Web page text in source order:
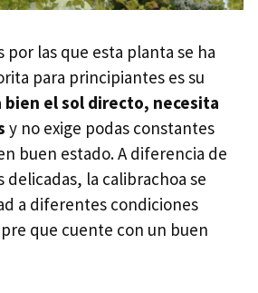
por las que esta planta se ha
para principiantes es su
bien el sol directo, necesita
y no exige podas constantes
buen estado. A diferencia de
delicadas, la calibrachoa se
a diferentes condiciones
que cuente con un buen